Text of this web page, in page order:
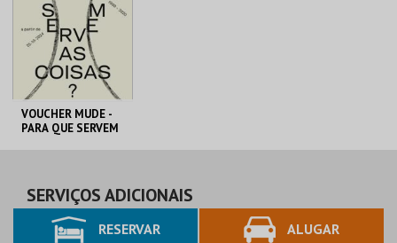
VOUCHER MUDE -
PARA QUE SERVEM
PREÇO INTEIRO
MAIS INFO
SERVIÇOS ADICIONAIS
RESERVAR ALUGAR